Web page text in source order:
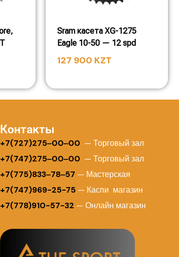
Sram касета XG-1275
Eagle 10-50 — 12 spd
127 900 KZT
Контакты
+7(727)275‒00‒00 — Торговый зал
+7(747)275‒00‒00 — Торговый зал
+7(775)833‒78‒57 — Мастерская
+7(747)969-25-75— Каспи магазин
+7(778)910-57-32 — Онлайн магазин